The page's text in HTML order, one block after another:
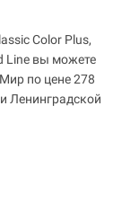
Color Plus,
Line вы можете
по цене 278
Ленинградской